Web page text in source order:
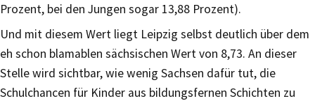
Prozent, bei den Jungen sogar 13,88 Prozent).
Und mit diesem Wert liegt Leipzig selbst deutlich über dem
eh schon blamablen sächsischen Wert von 8,73. An dieser
Stelle wird sichtbar, wie wenig Sachsen dafür tut, die
Schulchancen für Kinder aus bildungsfernen Schichten zu